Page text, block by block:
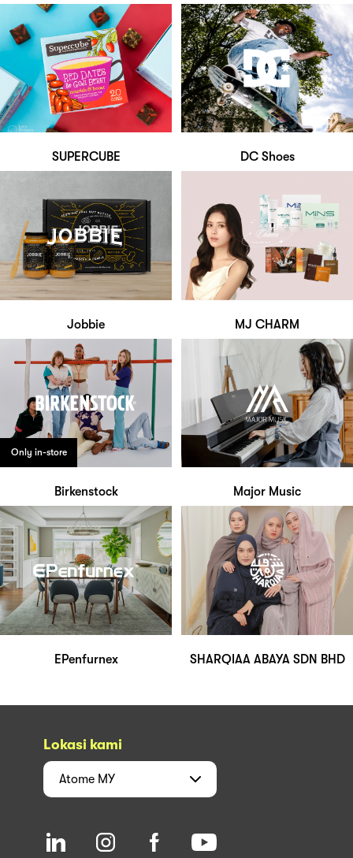
SUPERCUBE DC Shoes
Jobbie MJ CHARM
Only in-store
Birkenstock Major Music
EPenfurnex SHARQIAA ABAYA SDN BHD
Lokasi kami
Atome MY